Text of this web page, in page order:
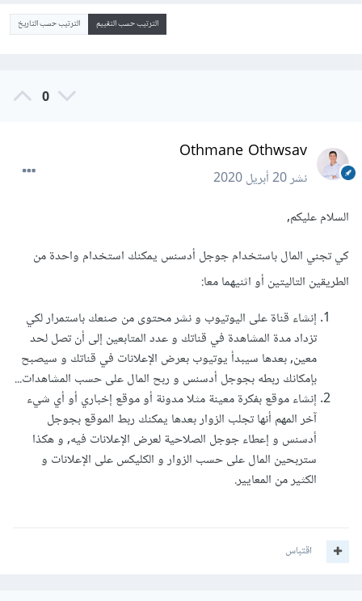
الترتيب حسب التقييم الترتيب حسب التاريخ
0
Othmane Othwsav
نشر20 أبريل 2020
السلام عليكم,
كي تجني المال باستخدام جوجل أدسنس يمكنك استخدام واحدة من
الطريقين التاليتين أو اثنيهما معا:
إنشاء قناة على اليوتيوب و نشر محتوى من صنعك باستمرار لكي
تزداد مدة المشاهدة في قناتك و عدد المتابعين إلى أن تصل لحد
معين, بعدها سيبدأ يوتيوب بعرض الإعلانات في قناتك و سيصبح
بإمكانك ربطه بجوجل أدسنس و ربح المال على حسب المشاهدات...
إنشاء موقع بفكرة معينة مثلا مدونة أو موقع إخباري أو أي شيء
آخر المهم أنها تجلب الزوار بعدها يمكنك ربط الموقع بجوجل
أدسنس و إعطاء جوجل الصلاحية لعرض الإعلانات فيه, و هكذا
ستربحين المال على حسب الزوار و الكليكس على الإعلانات و
الكثير من المعايير.
اقتباس